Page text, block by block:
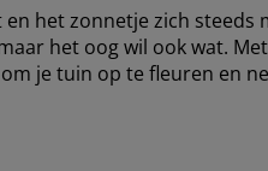
het zonnetje zich steeds
het oog wil ook wat.
je tuin op te fleuren en